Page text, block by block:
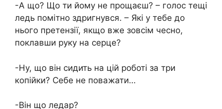
-А що? Що ти йому не прощаєш? – голос тещі
ледь помітно здригнувся. – Які у тебе до
нього претензії, якщо вже зовсім чесно,
поклавши руку на серце?
-Ну, що він сидить на цій роботі за три
копійки? Себе не поважати…
-Він що ледар?